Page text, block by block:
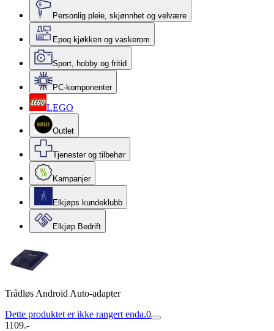
Personlig pleie, skjønnhet og velvære
Epoq kjøkken og vaskerom
Sport, hobby og fritid
PC-komponenter
LEGO
Outlet
Tjenester og tilbehør
Kampanjer
Elkjøps kundeklubb
Elkjøp Bedrift
Trådløs Android Auto-adapter
Dette produktet er ikke rangert enda.0
1109.-